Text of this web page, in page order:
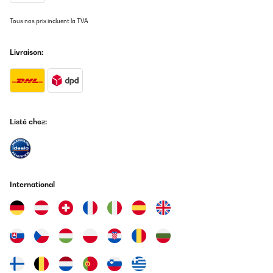
Ist jetzt über ein halbes Jahr im Betrieb und ich kann den Ofen
nur empfehlen. Aber seit vorsichtig bei den Ersten Malen. Eine
Uhr da braucht man Fingerspitzengefühl um die ein zu stellen.
Amazon-Benutzer
Traduire
gelungen. Was ist das für ein Teil, was da mitgeliefert wurde? Es
war am Rost befestigt Mittels Kabelbinder.
Amazon-Benutzer
Tous nos prix incluent la TVA
Livraison:
Listé chez:
International